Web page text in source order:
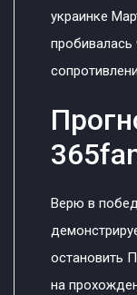
украинке
Верю в
остановить
на